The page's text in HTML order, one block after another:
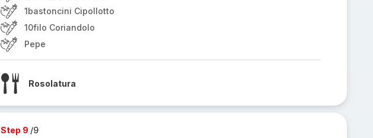
1bastoncini Cipollotto
10filo Coriandolo
Pepe
Rosolatura
Step 9 /9